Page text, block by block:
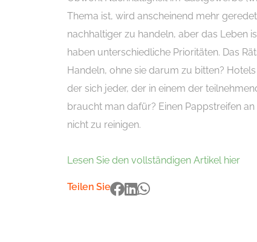
Thema ist, wird anscheinend mehr
nachhaltiger zu handeln, aber das Leben
haben unterschiedliche Prioritäten. Das
Handeln, ohne sie darum zu bitten?
der sich jeder, der in einem der
braucht man dafür? Einen Pappstreifen
nicht zu reinigen.
Lesen Sie den vollständigen Artikel hier
Teilen Sie